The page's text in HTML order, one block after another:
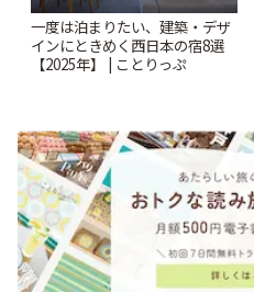
一度は泊まりたい、建築・デザ
インにときめく西日本の宿8選
【2025年】 | ことりっぷ